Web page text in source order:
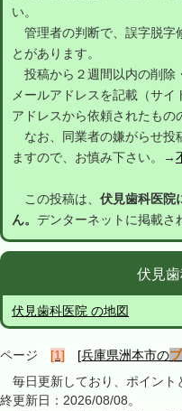
い。
管理者の判断で、誤字脱字
とがあります。
投稿から２週間以内の削除
メールアドレスを記載（サ
アドレスから依頼されたもの
なお、同業者の嫌がらせ投
ますので、お慎み下さい。→
この投稿は、 伏見歯科医院
ん。 デンターネットに掲載さ
伏見
伏見歯科医院 の地図
ページ [1] [兵庫県洲本市の
毎日更新しており、ポイント
終更新日：2026/08/08。